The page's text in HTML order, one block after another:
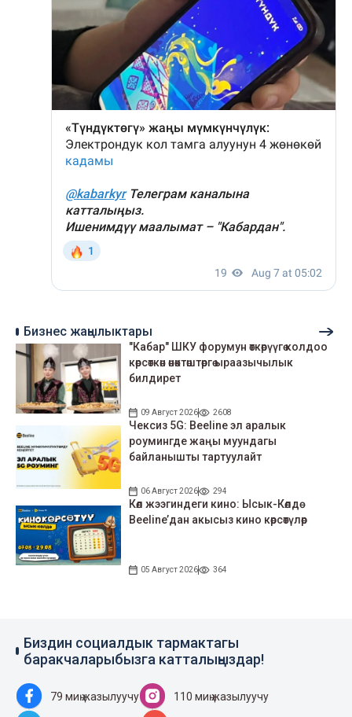
Бизнес жаңылыктары
"Кабар" ШКУ форумун өткөрүүгө колдоо
көрсөткөн өнөктөштөргө ыраазычылык
билдирет
09 Август 2026 2608
Чексиз 5G: Beeline эл аралык
роумингде жаңы муундагы
байланышты тартуулайт
06 Август 2026 294
Көл жээгиндеги кино: Ысык-Көлдө
Beeline’дан акысыз кино көрсөтүлөр
05 Август 2026 364
Биздин социалдык тармактагы
баракчаларыбызга катталыңыздар!
79 миң жазылуучу 110 миң жазылуучу